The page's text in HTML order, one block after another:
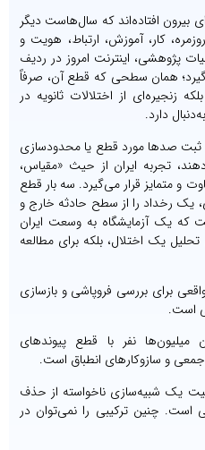
بیرون افتاده‌اند که سال‌هاست دیگر
کار، آموزش، ارتباط، هویت و
پژوهشی، اینترنت امروز در ردیف
همان سطحی که قطع آن، صرفاً
زنجیره‌ای از اختلالات ثانویه در
دارد.
ثبت صدها مورد قطع یا محدودسازی
تجربه ایران از حیث «مقیاس،
و متمایز قرار می‌گیرد. سه بار قطع
یک رخداد را از سطح حادثه خارج و
که یک آزمایشگاه به وسعت ایران
یک اختلال، بلکه برای مطالعه
برای بررسی فروپاشی و بازسازی
است.
میلیون‌ها نفر با قطع پیوندهای
و سازوکارهای انطباق است.
یک شبیه‌سازی ناخواسته از حذف
است. چنین ترکیبی را نمی‌توان در